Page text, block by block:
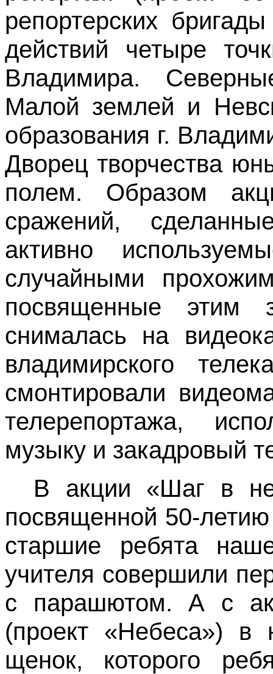
репортерских
действий четыре
Владимира.
Малой землей и
образования г.
Дворец творчества
полем. Образом
сражений,
активно
случайными
посвященные этим
снималась на
владимирского
смонтировали
телерепортажа,
музыку и закадровый
В акции «Шаг в
посвященной 50-
старшие ребята
учителя совершили
с парашютом. А с
(проект «Небеса») в
щенок, которого